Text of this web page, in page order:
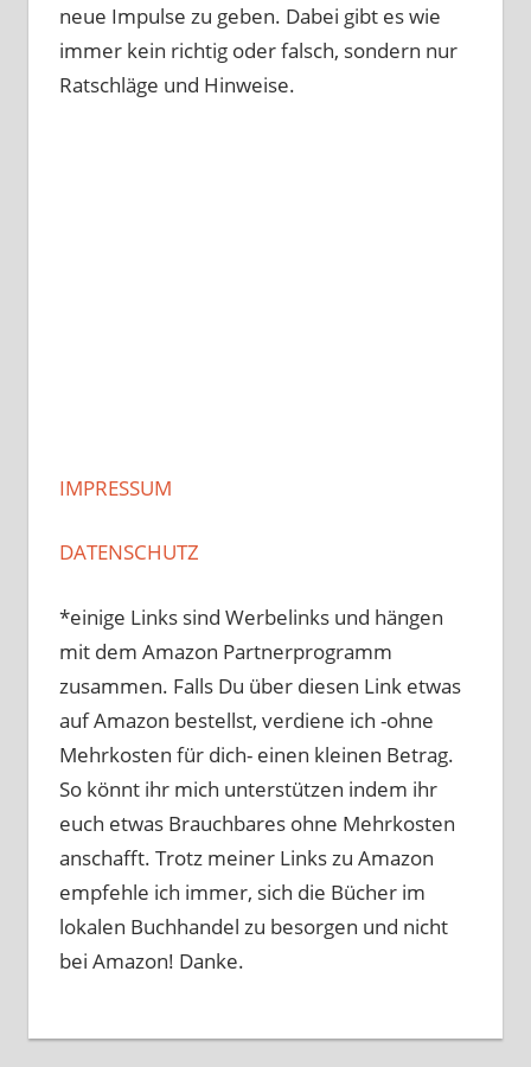
neue Impulse zu geben. Dabei gibt es wie
immer kein richtig oder falsch, sondern nur
Ratschläge und Hinweise.
IMPRESSUM
DATENSCHUTZ
*einige Links sind Werbelinks und hängen
mit dem Amazon Partnerprogramm
zusammen. Falls Du über diesen Link etwas
auf Amazon bestellst, verdiene ich -ohne
Mehrkosten für dich- einen kleinen Betrag.
So könnt ihr mich unterstützen indem ihr
euch etwas Brauchbares ohne Mehrkosten
anschafft. Trotz meiner Links zu Amazon
empfehle ich immer, sich die Bücher im
lokalen Buchhandel zu besorgen und nicht
bei Amazon! Danke.